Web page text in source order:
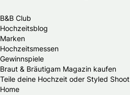
B&B Club
Hochzeitsblog
Marken
Hochzeitsmessen
Gewinnspiele
Braut & Bräutigam Magazin kaufen
Teile deine Hochzeit oder Styled Shoot
Home